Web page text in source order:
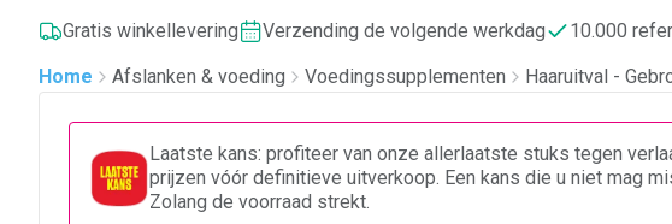
Gratis winkellevering Verzending de volgende werkdag 10.000
Home
Afslanken & voeding Voedingssupplementen Haaruitval -
Laatste kans: profiteer van onze allerlaatste stuks tegen
prijzen vóór definitieve uitverkoop. Een kans die u niet mag
Zolang de voorraad strekt.